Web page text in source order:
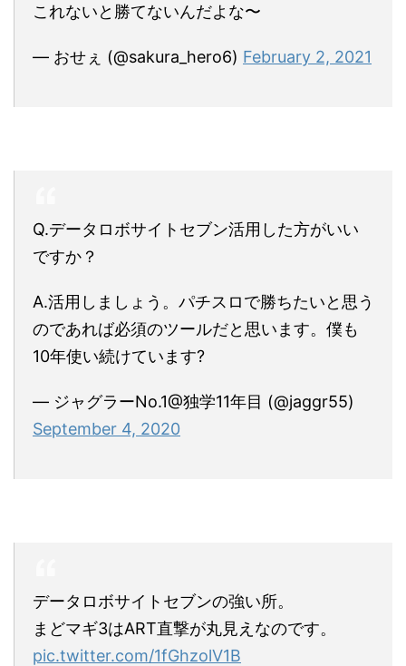
これないと勝てないんだよな〜
— おせぇ (@sakura_hero6) February 2, 2021
Q.データロボサイトセブン活用した方がいい
ですか？
A.活用しましょう。パチスロで勝ちたいと思う
のであれば必須のツールだと思います。僕も
10年使い続けています?
— ジャグラーNo.1@独学11年目 (@jaggr55)
September 4, 2020
データロボサイトセブンの強い所。
まどマギ3はART直撃が丸見えなのです。
pic.twitter.com/1fGhzolV1B